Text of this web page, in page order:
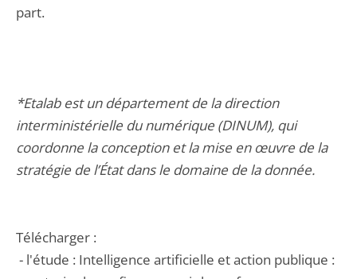
part.
*Etalab est un département de la direction
interministérielle du numérique (DINUM), qui
coordonne la conception et la mise en œuvre de la
stratégie de l’État dans le domaine de la donnée.
Télécharger :
- l'étude : Intelligence artificielle et action publique :